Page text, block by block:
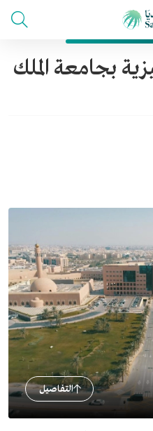
بجامعة الملك
التفاصيل